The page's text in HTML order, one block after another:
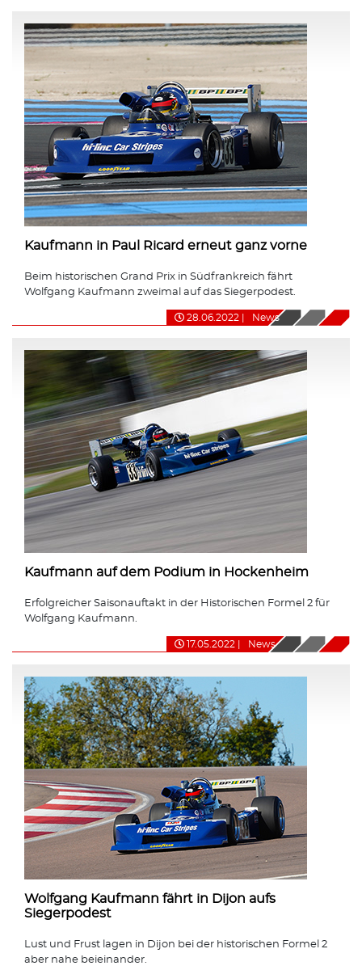
Kaufmann in Paul Ricard erneut ganz vorne
Beim historischen Grand Prix in Südfrankreich fährt
Wolfgang Kaufmann zweimal auf das Siegerpodest.
28.06.2022 News
Kaufmann auf dem Podium in Hockenheim
Erfolgreicher Saisonauftakt in der Historischen Formel 2 für
Wolfgang Kaufmann.
17.05.2022 News
Wolfgang Kaufmann fährt in Dijon aufs
Siegerpodest
Lust und Frust lagen in Dijon bei der historischen Formel 2
aber nahe beieinander.